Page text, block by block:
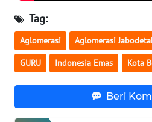
Tag:
Aglomerasi Aglomerasi
GURU Indonesia Emas Kota
Beri
WN
NUSANTARA
WN
JOGJA
WN